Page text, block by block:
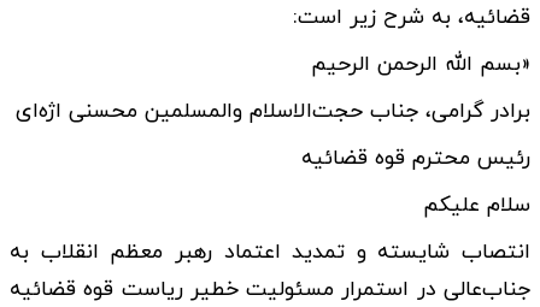
قضائیه، به شرح زیر است:
«بسم الله الرحمن الرحیم
برادر گرامی، جناب حجت‌الاسلام والمسلمین محسنی اژه‌ای
رئیس محترم قوه قضائیه
سلام علیکم
انتصاب شایسته و تمدید اعتماد رهبر معظم انقلاب به
جناب‌عالی در استمرار مسئولیت خطیر ریاست قوه قضائیه